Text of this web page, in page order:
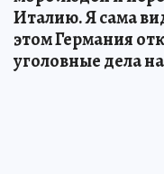
Италию. Я сама
этом Германия
уголовные дела